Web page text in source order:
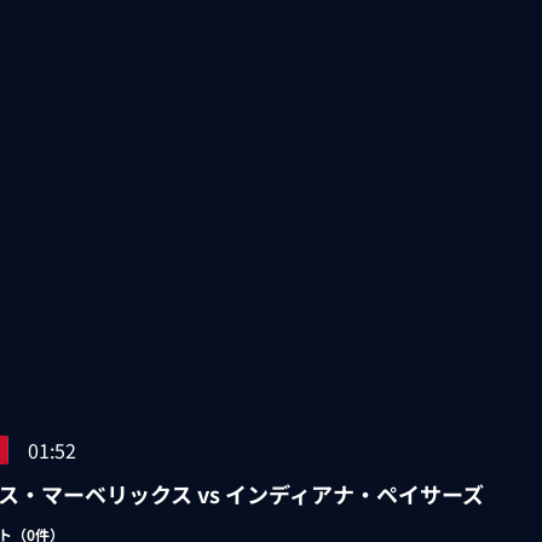
01:52
・マーベリックス vs インディアナ・ペイサーズ
（0件）